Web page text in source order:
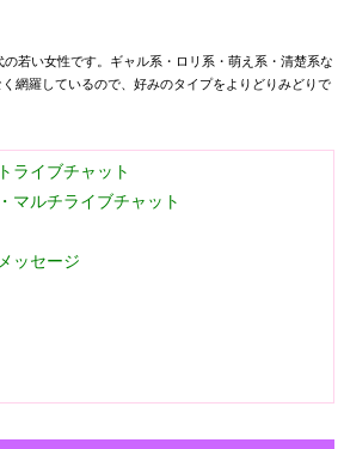
若い女性です。ギャル系・ロリ系・萌え系・清楚系な
網羅しているので、好みのタイプをよりどりみどりで
ライブチャット
マルチライブチャット
ッセージ